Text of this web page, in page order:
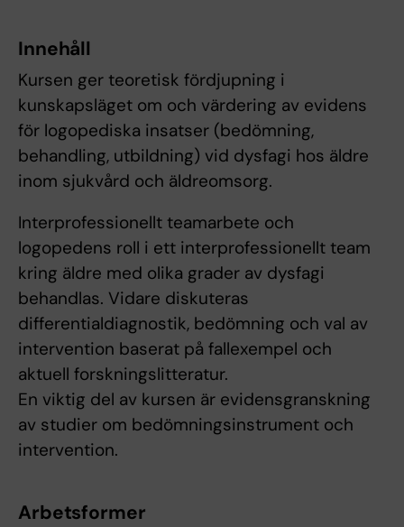
Innehåll
Kursen ger teoretisk fördjupning i
kunskapsläget om och värdering av evidens
för logopediska insatser (bedömning,
behandling, utbildning) vid dysfagi hos äldre
inom sjukvård och äldreomsorg.
Interprofessionellt teamarbete och
logopedens roll i ett interprofessionellt team
kring äldre med olika grader av dysfagi
behandlas. Vidare diskuteras
differentialdiagnostik, bedömning och val av
intervention baserat på fallexempel och
aktuell forskningslitteratur.
En viktig del av kursen är evidensgranskning
av studier om bedömningsinstrument och
intervention.
Arbetsformer